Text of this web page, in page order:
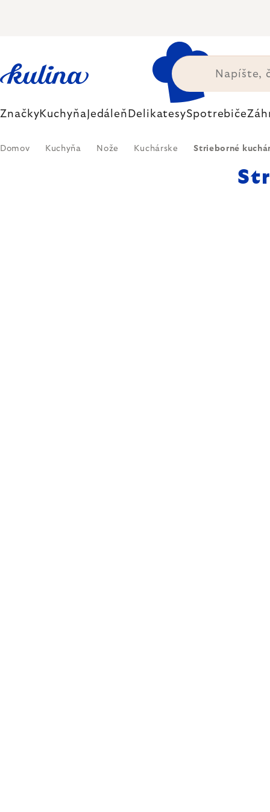
ZnačkyKuchyňa Jedáleň DelikatesySpotrebiče
Domov Kuchyňa Nože Kuchárske Strieborné